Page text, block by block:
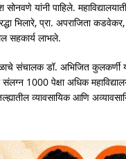
यांनी पाहिले.
भिलारे, प्रा. अपराजिता
सहकार्य लाभले.
संचालक डॉ. अभिजित
संलग्न 1000 पेक्षा अधिक
व्यावसायिक आणि